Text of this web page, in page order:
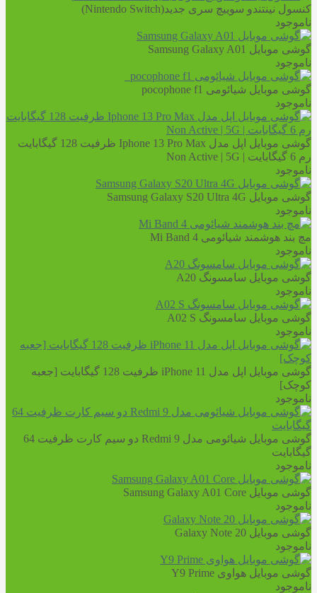
کنسول نینتندو سوییچ سری جدید(Nintendo Switch)
ناموجود
گوشی موبایل Samsung Galaxy A01
ناموجود
گوشی موبایل شیائومی pocophone f1
ناموجود
گوشی موبایل اپل مدل Iphone 13 Pro Max ظرفیت 128 گیگابایت
رم 6 گیگابایت | Non Active | 5G
ناموجود
گوشی موبایل Samsung Galaxy S20 Ultra 4G
ناموجود
مچ بند هوشمند شیائومی Mi Band 4
ناموجود
گوشی موبایل سامسونگ A20
ناموجود
گوشی موبایل سامسونگ A02 S
ناموجود
گوشی موبایل اپل مدل iPhone 11 ظرفیت 128 گیگابایت [جعبه
کوچک]
ناموجود
گوشی موبایل شیائومی مدل Redmi 9 دو سیم‌ کارت ظرفیت 64
گیگابایت
ناموجود
گوشی موبایل Samsung Galaxy A01 Core
ناموجود
گوشی موبایل Galaxy Note 20
ناموجود
گوشی موبایل هواوی Y9 Prime
ناموجود